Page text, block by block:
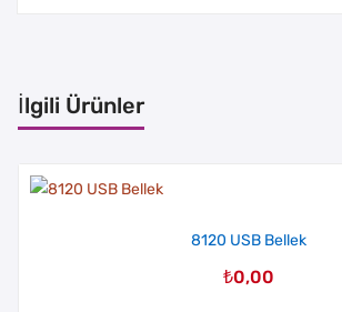
İlgili Ürünler
8120 USB Bellek
₺0,00